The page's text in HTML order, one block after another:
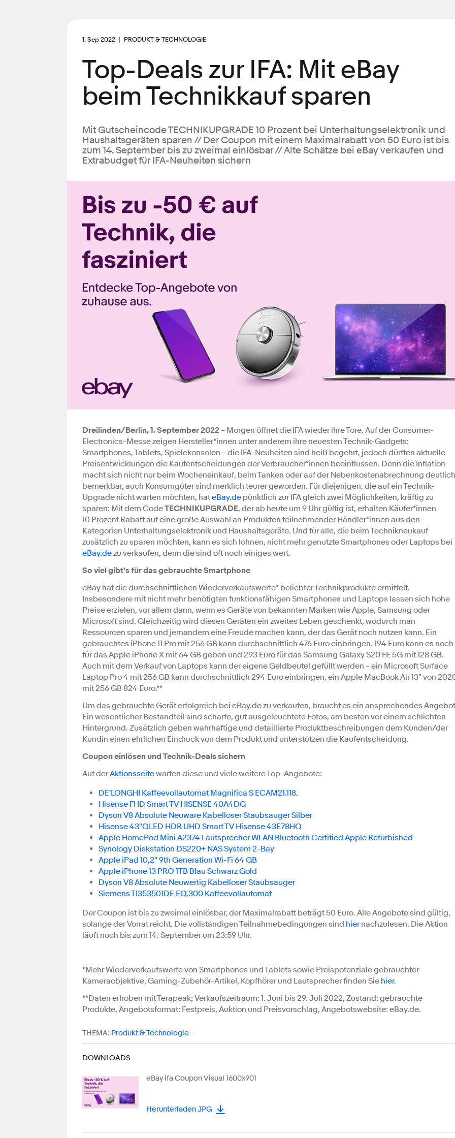
1. Sep 2022 PRODUKT & TECHNOLOGIE
Top-Deals zur IFA: Mit eBay
beim Technikkauf sparen
Mit Gutscheincode TECHNIKUPGRADE 10 Prozent bei Unterhaltungselektronik und
Haushaltsgeräten sparen // Der Coupon mit einem Maximalrabatt von 50 Euro ist bis
zum 14. September bis zu zweimal einlösbar // Alte Schätze bei eBay verkaufen und
Extrabudget für IFA-Neuheiten sichern
Dreilinden/Berlin, 1. September 2022 – Morgen öffnet die IFA wieder ihre Tore. Auf der Consumer-
Electronics-Messe zeigen Hersteller*innen unter anderem ihre neuesten Technik-Gadgets:
Smartphones, Tablets, Spielekonsolen – die IFA-Neuheiten sind heiß begehrt, jedoch dürften aktuelle
Preisentwicklungen die Kaufentscheidungen der Verbraucher*innen beeinflussen. Denn die Inflation
macht sich nicht nur beim Wocheneinkauf, beim Tanken oder auf der Nebenkostenabrechnung deutlich
bemerkbar, auch Konsumgüter sind merklich teurer geworden. Für diejenigen, die auf ein Technik-
Upgrade nicht warten möchten, hateBay.de pünktlich zur IFA gleich zwei Möglichkeiten, kräftig zu
sparen: Mit dem CodeTECHNIKUPGRADE, der ab heute um 9 Uhr gültig ist, erhalten Käufer*innen
10 Prozent Rabatt auf eine große Auswahl an Produkten teilnehmender Händler*innen aus den
Kategorien Unterhaltungselektronik und Haushaltsgeräte. Und für alle, die beim Technikneukauf
zusätzlich zu sparen möchten, kann es sich lohnen, nicht mehr genutzte Smartphones oder Laptops bei
eBay.dezu verkaufen, denn die sind oft noch einiges wert.
So viel gibt’s für das gebrauchte Smartphone
eBay hat die durchschnittlichen Wiederverkaufswerte* beliebter Technikprodukte ermittelt.
Insbesondere mit nicht mehr benötigten funktionsfähigen Smartphones und Laptops lassen sich hohe
Preise erzielen, vor allem dann, wenn es Geräte von bekannten Marken wie Apple, Samsung oder
Microsoft sind. Gleichzeitig wird diesen Geräten ein zweites Leben geschenkt, wodurch man
Ressourcen sparen und jemandem eine Freude machen kann, der das Gerät noch nutzen kann. Ein
gebrauchtes iPhone 11 Pro mit 256 GB kann durchschnittlich 476 Euro einbringen. 194 Euro kann es noch
für das Apple iPhone X mit 64 GB geben und 293 Euro für das Samsung Galaxy S20 FE 5G mit 128 GB.
Auch mit dem Verkauf von Laptops kann der eigene Geldbeutel gefüllt werden – ein Microsoft Surface
Laptop Pro 4 mit 256 GB kann durchschnittlich 294 Euro einbringen, ein Apple MacBook Air 13" von
mit 256 GB 824 Euro.**
Um das gebrauchte Gerät erfolgreich bei eBay.de zu verkaufen, braucht es ein ansprechendes
Ein wesentlicher Bestandteil sind scharfe, gut ausgeleuchtete Fotos, am besten vor einem schlichten
Hintergrund. Zusätzlich geben wahrhaftige und detaillierte Produktbeschreibungen dem Kunden/der
Kundin einen ehrlichen Eindruck von dem Produkt und unterstützen die Kaufentscheidung.
Coupon einlösen und Technik-Deals sichern
Auf derAktionsseitewarten diese und viele weitere Top-Angebote:
DE'LONGHI Kaffeevollautomat Magnifica S ECAM21.118.
Hisense FHD Smart TV HISENSE 40A4DG
Dyson V8 Absolute Neuware Kabelloser Staubsauger Silber
Hisense 43"QLED HDR UHD Smart TV Hisense 43E78HQ
Apple HomePod Mini A2374 Lautsprecher WLAN Bluetooth Certified Apple Refurbished
Synology Diskstation DS220+ NAS System 2-Bay
Apple iPad 10,2" 9th Generation Wi-Fi 64 GB
Apple iPhone 13 PRO 1TB Blau Schwarz Gold
Dyson V8 Absolute Neuwertig Kabelloser Staubsauger
Siemens TI353501DE EQ.300 Kaffeevollautomat
Der Coupon ist bis zu zweimal einlösbar, der Maximalrabatt beträgt 50 Euro. Alle Angebote sind gültig,
solange der Vorrat reicht. Die vollständigen Teilnahmebedingungen sind hiernachzulesen. Die Aktion
läuft noch bis zum 14. September um 23:59 Uhr.
*Mehr Wiederverkaufswerte von Smartphones und Tablets sowie Preispotenziale gebrauchter
Kameraobjektive, Gaming-Zubehör-Artikel, Kopfhörer und Lautsprecher finden Sie hier.
**Daten erhoben mit Terapeak; Verkaufszeitraum: 1. Juni bis 29. Juli 2022, Zustand: gebrauchte
Produkte, Angebotsformat: Festpreis, Auktion und Preisvorschlag, Angebotswebsite: eBay.de.
THEMA: Produkt & Technologie
DOWNLOADS
eBay ifa Coupon Visual 1600x901
Herunterladen JPG